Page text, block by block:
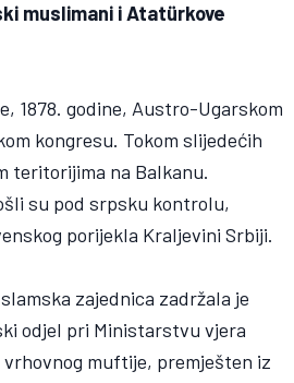
muslimani i Atatürkove
1878. godine, Austro-Ugarskom
kongresu. Tokom slijedećih
teritorijima na Balkanu.
su pod srpsku kontrolu,
porijekla Kraljevini Srbiji.
zajednica zadržala je
odjel pri Ministarstvu vjera
muftije, premješten iz